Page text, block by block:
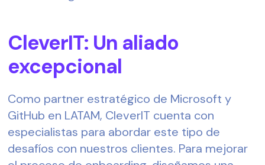
CleverIT: Un aliado
excepcional
Como partner estratégico de Microsoft y
GitHub en LATAM, CleverIT cuenta con
especialistas para abordar este tipo de
desafíos con nuestros clientes. Para mejorar